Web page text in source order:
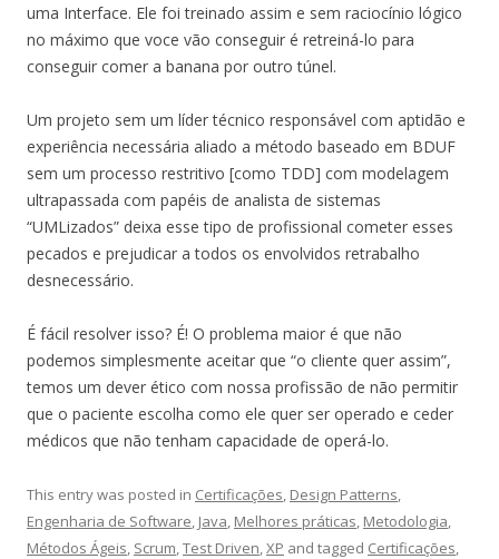
uma Interface. Ele foi treinado assim e sem raciocínio lógico
no máximo que voce vão conseguir é retreiná-lo para
conseguir comer a banana por outro túnel.
Um projeto sem um líder técnico responsável com aptidão e
experiência necessária aliado a método baseado em BDUF
sem um processo restritivo [como TDD] com modelagem
ultrapassada com papéis de analista de sistemas
“UMLizados” deixa esse tipo de profissional cometer esses
pecados e prejudicar a todos os envolvidos retrabalho
desnecessário.
É fácil resolver isso? É! O problema maior é que não
podemos simplesmente aceitar que “o cliente quer assim”,
temos um dever ético com nossa profissão de não permitir
que o paciente escolha como ele quer ser operado e ceder
médicos que não tenham capacidade de operá-lo.
This entry was posted in Certificações, Design Patterns,
Engenharia de Software, Java, Melhores práticas, Metodologia,
Métodos Ágeis, Scrum,Test Driven,XP and tagged Certificações,